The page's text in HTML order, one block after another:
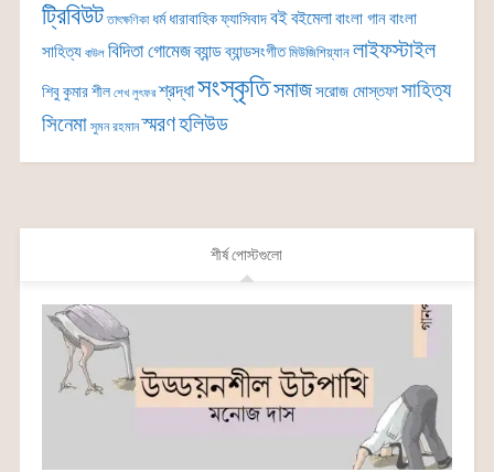
ট্রিবিউট তাৎক্ষণিকা ধর্ম ধারাবাহিকফ্যাসিবাদবইবইমেলাবাংলা গানবাংলা
সাহিত্য বাউল বিদিতা গোমেজব্যান্ডব্যান্ডসংগীত মিউজিশিয়্যান লাইফস্টাইল
শিবু কুমার শীল শেখ লুৎফর শ্রদ্ধাসংস্কৃতিসমাজসরোজ মোস্তফাসাহিত্য
সিনেমা সুমন রহমান স্মরণহলিউড
শীর্ষ পোস্টগুলো